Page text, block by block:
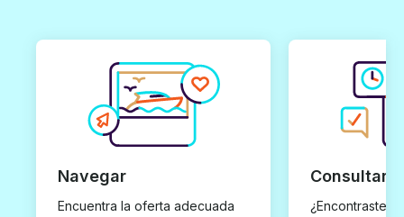
Navegar
Encuentra la oferta adecuada
Consultar
¿Encontraste